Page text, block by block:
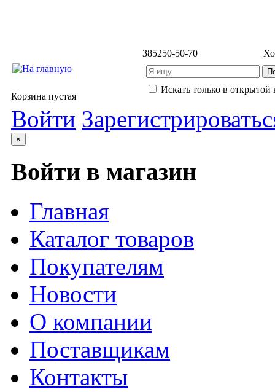
385250-50-70
Искать только в открытой
Корзина пустая
Войти
×
Войти в магазин
Главная
Каталог товаров
Покупателям
Новости
О компании
Поставщикам
Контакты